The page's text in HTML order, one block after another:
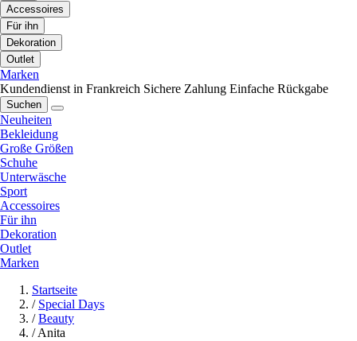
Accessoires
Für ihn
Dekoration
Outlet
Marken
Kundendienst in Frankreich Sichere Zahlung Einfache Rückgabe
Suchen
Neuheiten
Bekleidung
Große Größen
Schuhe
Unterwäsche
Sport
Accessoires
Für ihn
Dekoration
Outlet
Marken
Startseite
/ Special Days
/ Beauty
/ Anita